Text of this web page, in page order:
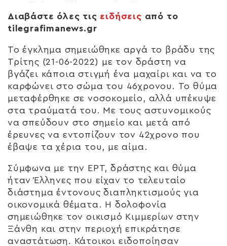
Διαβάστε όλες τις ειδήσεις από το
tilegrafimanews.gr
Το έγκλημα σημειώθηκε αργά το βράδυ της
Τρίτης (21-06-2022) με τον δράστη να
βγάζει κάποια στιγμή ένα μαχαίρι και να το
καρφώνει στο σώμα του 46χρονου. Το θύμα
μεταφέρθηκε σε νοσοκομείο, αλλά υπέκυψε
στα τραύματά του. Με τους αστυνομικούς
να σπεύδουν στο σημείο και μετά από
έρευνες να εντοπίζουν τον 42χρονο που
έβαψε τα χέρια του, με αίμα.
Σύμφωνα με την ΕΡΤ, δράστης και θύμα
ήταν Έλληνες που είχαν το τελευταίο
διάστημα έντονους διαπληκτισμούς για
οικονομικά θέματα. Η δολοφονία
σημειώθηκε τον οικισμό Κιμμερίων στην
Ξάνθη και στην περιοχή επικράτησε
αναστάτωση. Κάτοικοι ειδοποίησαν